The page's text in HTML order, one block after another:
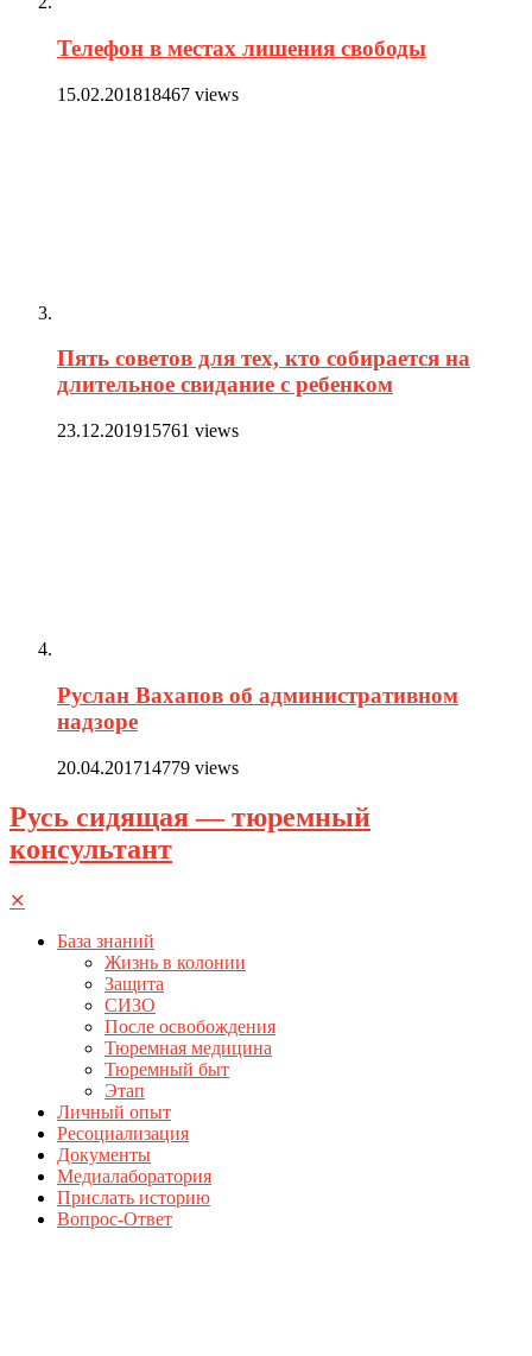
Телефон в местах лишения свободы
15.02.201818467 views
Пять советов для тех, кто собирается на
длительное свидание с ребенком
23.12.201915761 views
Руслан Вахапов об административном
надзоре
20.04.201714779 views
Русь сидящая — тюремный
консультант
✕
База знаний
Жизнь в колонии
Защита
СИЗО
После освобождения
Тюремная медицина
Тюремный быт
Этап
Личный опыт
Ресоциализация
Документы
Медиалаборатория
Прислать историю
Вопрос-Ответ